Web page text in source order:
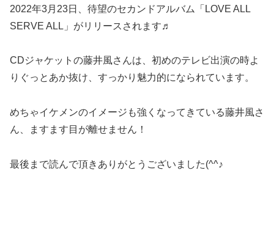
2022年3月23日、待望のセカンドアルバム「LOVE ALL
SERVE ALL」がリリースされます♬
CDジャケットの藤井風さんは、初めのテレビ出演の時よ
りぐっとあか抜け、すっかり魅力的になられています。
めちゃイケメンのイメージも強くなってきている藤井風さ
ん、ますます目が離せません！
最後まで読んで頂きありがとうございました(^^♪